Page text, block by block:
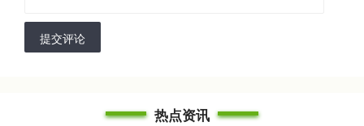
提交评论
热点资讯